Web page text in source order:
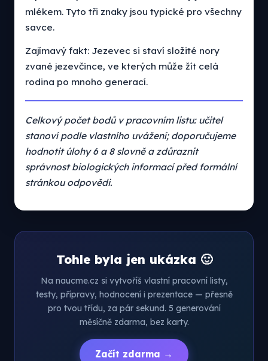
mlékem. Tyto tři znaky jsou typické pro všechny
savce.
Zajímavý fakt: Jezevec si staví složité nory
zvané jezevčince, ve kterých může žít celá
rodina po mnoho generací.
Celkový počet bodů v pracovním listu: učitel
stanoví podle vlastního uvážení; doporučujeme
hodnotit úlohy 6 a 8 slovně a zdůraznit
správnost biologických informací před formální
stránkou odpovědi.
Tohle byla jen ukázka 🙂
Na naucme.cz si vytvoříš vlastní pracovní listy,
testy, přípravy, hodnocení i prezentace — přesně
pro tvou třídu, za pár sekund. 5 generování
měsíčně zdarma, bez karty.
Začít zdarma →